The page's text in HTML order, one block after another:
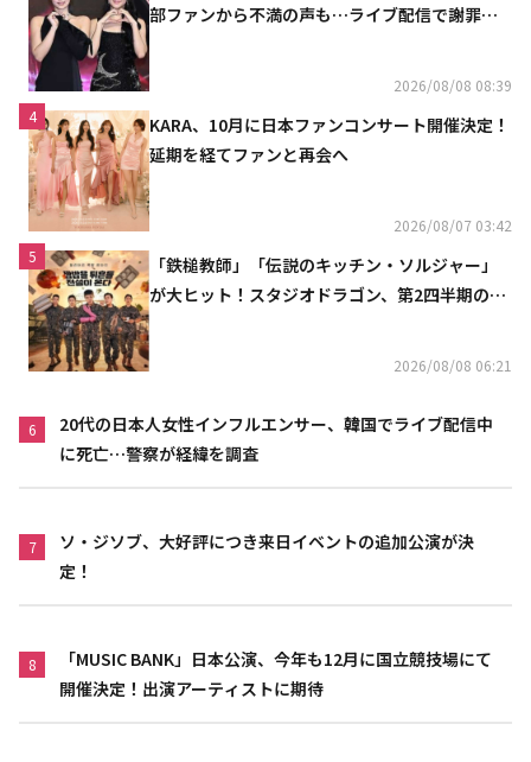
部ファンから不満の声も…ライブ配信で謝罪
2026/08/08 08:39
4
KARA、10月に日本ファンコンサート開催決定！
延期を経てファンと再会へ
2026/08/07 03:42
5
「鉄槌教師」「伝説のキッチン・ソルジャー」
が大ヒット！スタジオドラゴン、第2四半期の売
2026/08/08 06:21
6
20代の日本人女性インフルエンサー、韓国でライブ配信中
に死亡…警察が経緯を調査
7
ソ・ジソブ、大好評につき来日イベントの追加公演が決
定！
8
「MUSIC BANK」日本公演、今年も12月に国立競技場にて
開催決定！出演アーティストに期待